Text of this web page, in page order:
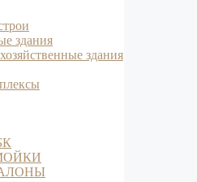
здания
здания